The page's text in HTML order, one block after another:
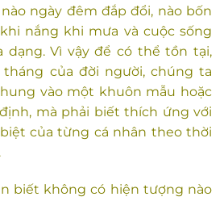
ngày đêm đắp đổi, nào bốn
nắng khi mưa và cuộc sống
dạng. Vì vậy để có thể tồn tại,
của đời người, chúng ta
vào một khuôn mẫu hoặc
mà phải biết thích ứng với
của từng cá nhân theo thời
biết không có hiện tượng nào